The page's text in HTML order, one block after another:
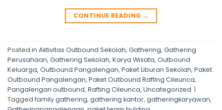
CONTINUE READING →
Posted in Aktivitas Outbound Sekolah, Gathering, Gathering
Perusahaan, Gathering Sekolah, Karya Wisata, Outbound
Keluarga, Outbound Pangalengan, Paket Liburan Sekolah, Paket
Outbound Pangalengan, Paket Outbound Rafting Cileunca,
Pangalengan outbound, Rafting Cileunca, Uncategorized |
Tagged family gathering, gathering kantor, gatheringkaryawan,